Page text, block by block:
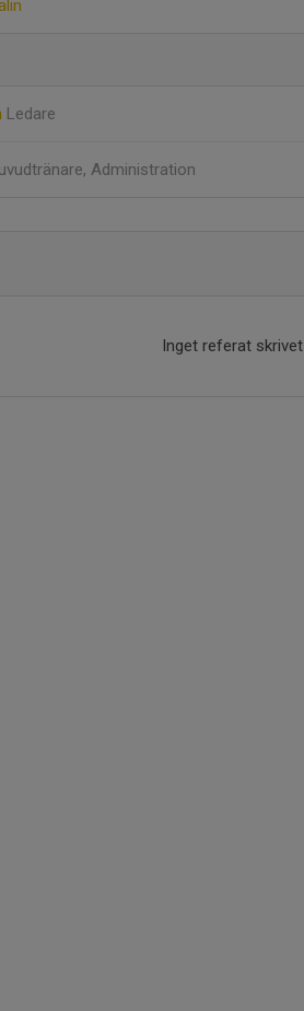
Ledare
Administration
Inget referat skrivet